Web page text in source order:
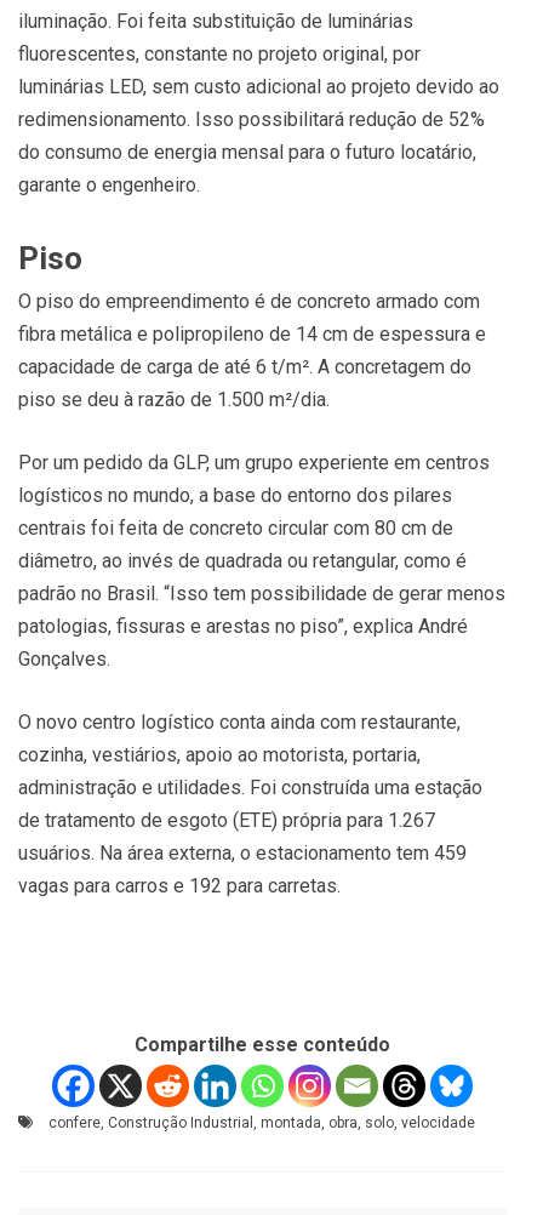
iluminação. Foi feita substituição de luminárias
fluorescentes, constante no projeto original, por
luminárias LED, sem custo adicional ao projeto devido ao
redimensionamento. Isso possibilitará redução de 52%
do consumo de energia mensal para o futuro locatário,
garante o engenheiro.
Piso
O piso do empreendimento é de concreto armado com
fibra metálica e polipropileno de 14 cm de espessura e
capacidade de carga de até 6 t/m². A concretagem do
piso se deu à razão de 1.500 m²/dia.
Por um pedido da GLP, um grupo experiente em centros
logísticos no mundo, a base do entorno dos pilares
centrais foi feita de concreto circular com 80 cm de
diâmetro, ao invés de quadrada ou retangular, como é
padrão no Brasil. “Isso tem possibilidade de gerar menos
patologias, fissuras e arestas no piso”, explica André
Gonçalves.
O novo centro logístico conta ainda com restaurante,
cozinha, vestiários, apoio ao motorista, portaria,
administração e utilidades. Foi construída uma estação
de tratamento de esgoto (ETE) própria para 1.267
usuários. Na área externa, o estacionamento tem 459
vagas para carros e 192 para carretas.
Compartilhe esse conteúdo
confere, Construção Industrial , montada, obra, solo, velocidade